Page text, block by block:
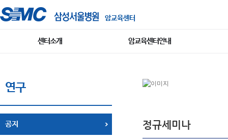
암교육센터
센터소개 암교육센터안내
연구
공지 정규세미나